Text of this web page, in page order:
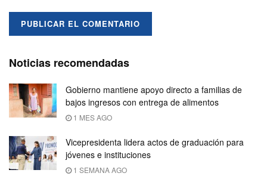
Noticias recomendadas
Gobierno mantiene apoyo directo a familias de
bajos ingresos con entrega de alimentos
1 MES AGO
Vicepresidenta lidera actos de graduación para
jóvenes e instituciones
1 SEMANA AGO